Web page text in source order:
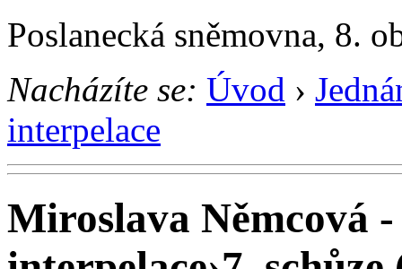
Poslanecká sněmovna, 8.
Nacházíte se: Úvod ›
interpelace
Miroslava Němcová